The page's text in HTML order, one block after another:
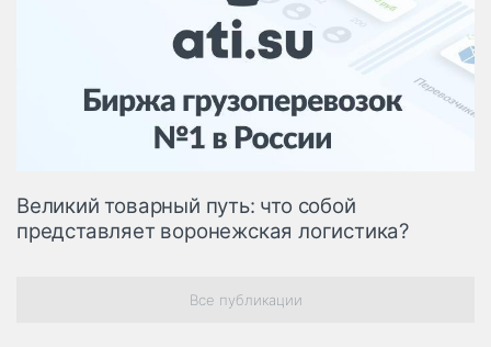
инфраструктура
Логистика, грузы
Негабаритные и
опасные грузы
Безопасность и
Таможня и ВЭД
терминалы
Великий товарный путь: что собой
представляет воронежская логистика?
Все публикации